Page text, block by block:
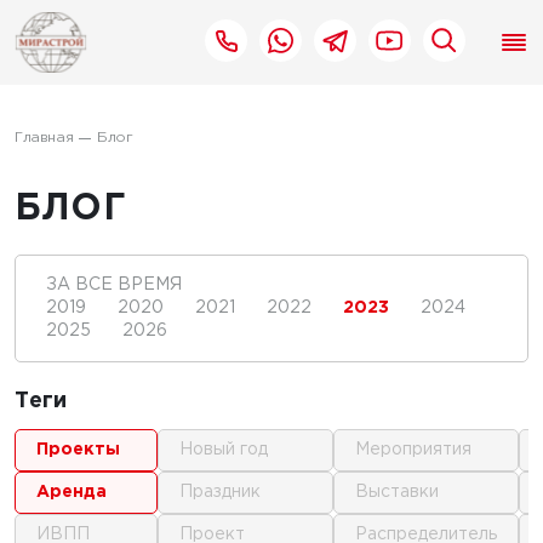
Главная Блог
БЛОГ
ЗА ВСЕ ВРЕМЯ
2019
2020 2021 2022 2023
2024
2025
2026
Теги
проекты
аренда
ИВПП
новый год
праздник
проект
мероприятия
выставки
распределитель